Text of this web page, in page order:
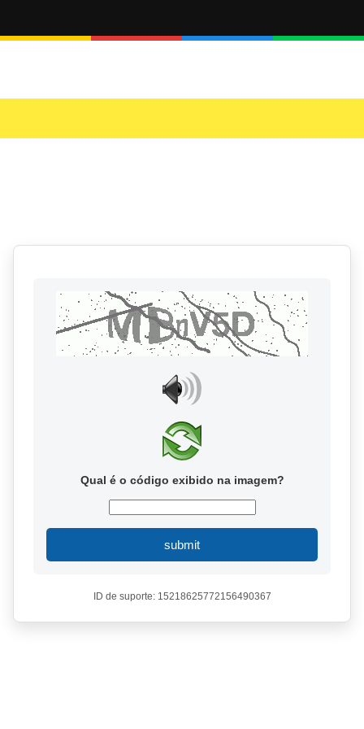
Qual é o código exibido na imagem?
submit
ID de suporte: 15218625772156490367